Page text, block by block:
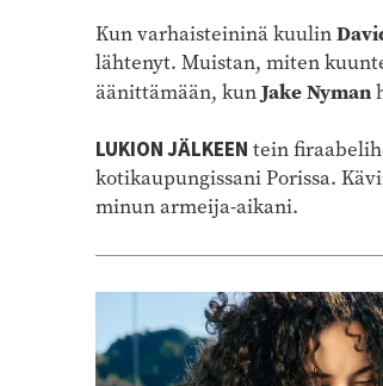
Kun varhaisteininä kuulin
lähtenyt. Muistan, miten
äänittämään, kunJake Nyman
LUKION JÄLKEEN tein
kotikaupungissani Porissa.
minun armeija-aikani.